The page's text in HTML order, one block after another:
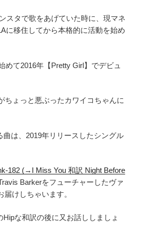
スタで歌をあげていた時に、現マネ
に移住してから本格的に活動を始め
めて2016年【Pretty Girl】でデビュ
ちょっと悪ぶったカワイコちゃんに
曲は、2019年リリースしたシングル
182 (→I Miss You 和訳 Night Before
Barkerをフューチャーしたヴァ
けしちゃいます。
Hipな和訳の後に又お話ししましょ